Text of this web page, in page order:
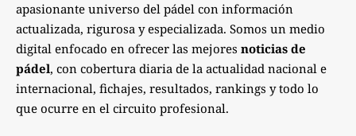
apasionante universo del pádel con información
actualizada, rigurosa y especializada. Somos un medio
digital enfocado en ofrecer las mejores noticias de
pádel, con cobertura diaria de la actualidad nacional e
internacional, fichajes, resultados, rankings y todo lo
que ocurre en el circuito profesional.